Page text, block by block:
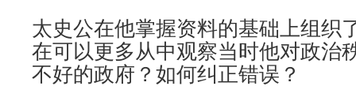
太史公在他掌握资料的基础上组织
在可以更多从中观察当时他对政治
不好的政府？如何纠正错误？